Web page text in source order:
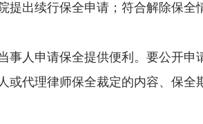
提出续行保全申请；符合解除保全
人申请保全提供便利。要公开申
代理律师保全裁定的内容、保全